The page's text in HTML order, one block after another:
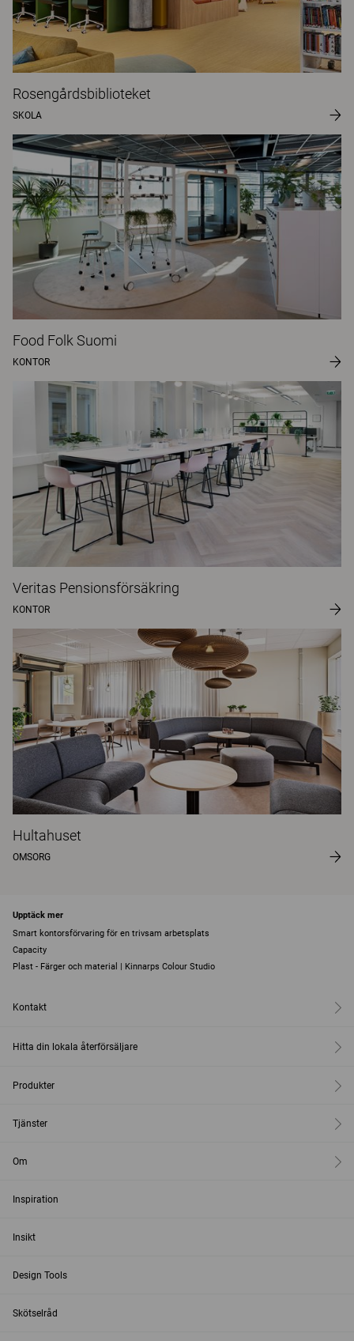
Rosengårdsbiblioteket
SKOLA
Food Folk Suomi
KONTOR
Veritas Pensionsförsäkring
KONTOR
Hultahuset
OMSORG
Upptäck mer
Smart kontorsförvaring för en trivsam arbetsplats
Capacity
Plast - Färger och material | Kinnarps Colour Studio
Kontakt
Hitta din lokala återförsäljare
Produkter
Tjänster
Om
Inspiration
Insikt
Design Tools
Skötselråd